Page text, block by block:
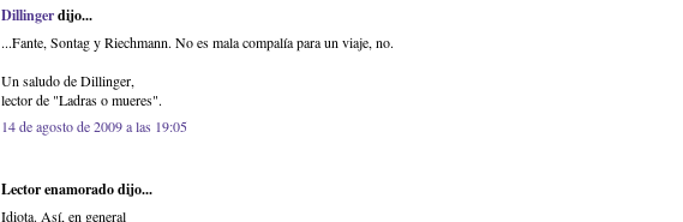
Dillingerdijo...
...Fante, Sontag y Riechmann. No es mala compalía para un viaje, no.
Un saludo de Dillinger,
lector de "Ladras o mueres".
14 de agosto de 2009 a las 19:05
Lector enamorado dijo...
Idiota. Así, en general